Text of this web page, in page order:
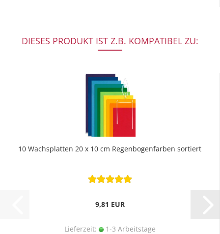
DIESES PRODUKT IST Z.B. KOMPATIBEL ZU:
10 Wachsplatten 20 x 10 cm Regenbogenfarben sortiert
9,81 EUR
Lieferzeit: 1-3 Arbeitstage